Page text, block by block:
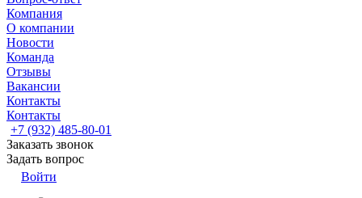
Компания
О компании
Новости
Команда
Отзывы
Вакансии
Контакты
Контакты
+7 (932) 485-80-01
Заказать звонок
Задать вопрос
Войти